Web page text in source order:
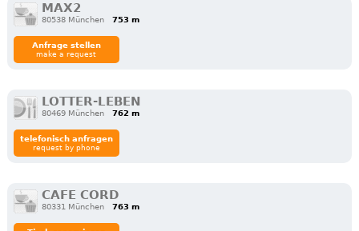
MAX2
80538 München 753 m
Anfrage stellen
make a request
LOTTER-LEBEN
80469 München 762 m
telefonisch anfragen
request by phone
CAFE CORD
80331 München 763 m